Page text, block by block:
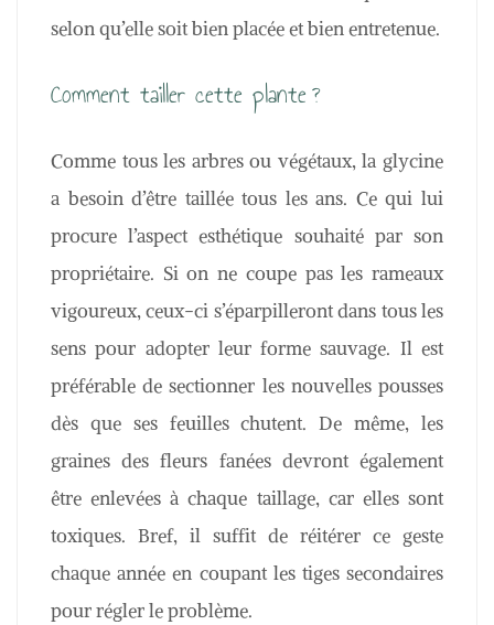
selon qu’elle soit bien placée et bien entretenue.
Comment tailler cette plante ?
Comme tous les arbres ou végétaux, la glycine
a besoin d’être taillée tous les ans. Ce qui lui
procure l’aspect esthétique souhaité par son
propriétaire. Si on ne coupe pas les rameaux
vigoureux, ceux-ci s’éparpilleront dans tous les
sens pour adopter leur forme sauvage. Il est
préférable de sectionner les nouvelles pousses
dès que ses feuilles chutent. De même, les
graines des fleurs fanées devront également
être enlevées à chaque taillage, car elles sont
toxiques. Bref, il suffit de réitérer ce geste
chaque année en coupant les tiges secondaires
pour régler le problème.